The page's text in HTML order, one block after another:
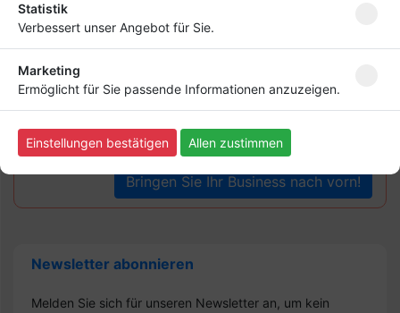
Tipp
Hebe dich ab von
deinen Firmeneintrag
ganz nach vorn! Dein
Premium-Eintrag schon
ab
4,99 €
Bringen Sie Ihr Business nach vorn!
Newsletter abonnieren
Melden Sie sich für unseren Newsletter an, um kein
Statistik
Verbessert unser Angebot für Sie.
Marketing
Ermöglicht für Sie passende Informationen anzuzeigen.
Einstellungen bestätigen Allen zustimmen